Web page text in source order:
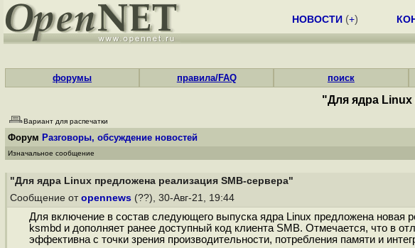
НОВОСТИ (+)
форумы правила/FAQ поиск
"Для ядра Linux
Вариант для распечатки
Форум Разговоры, обсуждение новостей
Изначальное сообщение
"Для ядра Linux предложена реализация SMB-сервера"
Сообщение от opennews (??), 30-Авг-21, 19:44
Для включение в состав следующего выпуска ядра Linux предложена
ksmbd и дополняет ранее доступный код клиента SMB. Отмечается, что в
эффективна с точки зрения производительности, потребления памяти и